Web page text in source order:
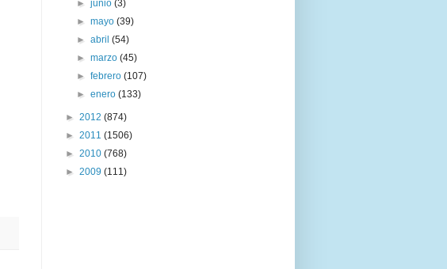
►junio(3)
►mayo(39)
►abril(54)
►marzo(45)
►febrero(107)
►enero(133)
► 2012 (874)
► 2011 (1506)
► 2010 (768)
► 2009 (111)